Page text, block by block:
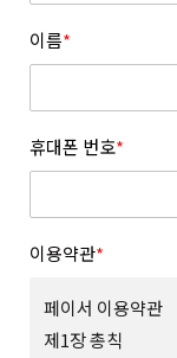
이름*
휴대폰 번호*
이용약관*
페이서 이용약관
제1장 총칙